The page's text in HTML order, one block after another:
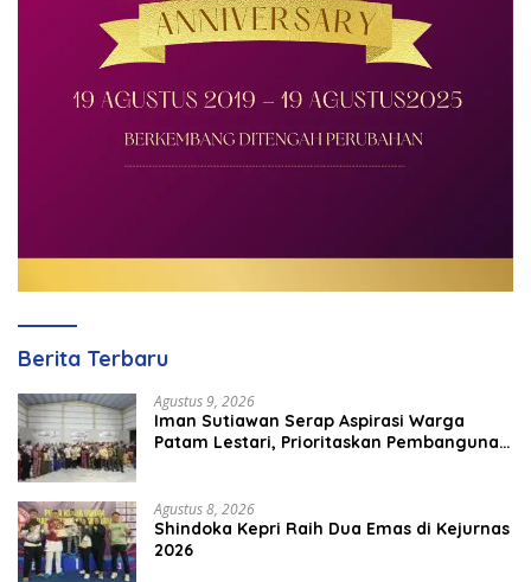
Berita Terbaru
Agustus 9, 2026
Iman Sutiawan Serap Aspirasi Warga
Patam Lestari, Prioritaskan Pembangunan
Agustus 8, 2026
Shindoka Kepri Raih Dua Emas di Kejurnas
2026